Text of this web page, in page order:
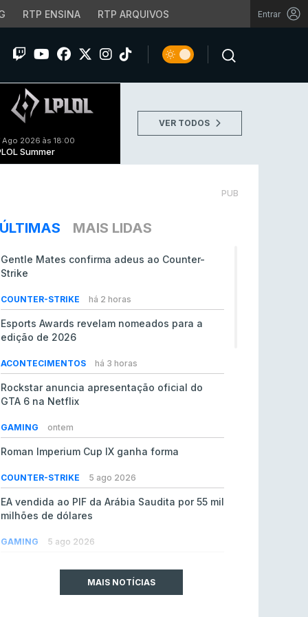
RTP ENSINA RTP ARQUIVOS Entrar
Ago 2026 às 18:00
Summer
VER TODOS
PUB
ÚLTIMAS MAIS LIDAS
Gentle Mates confirma adeus ao Counter-
Strike
COUNTER-STRIKE há 2 horas
Esports Awards revelam nomeados para a
edição de 2026
ACONTECIMENTOS há 3 horas
Rockstar anuncia apresentação oficial do
GTA 6 na Netflix
GAMING ontem
Roman Imperium Cup IX ganha forma
COUNTER-STRIKE 5 ago 2026
EA vendida ao PIF da Arábia Saudita por 55 mil
milhões de dólares
GAMING 5 ago 2026
MAIS NOTÍCIAS